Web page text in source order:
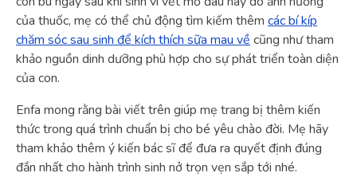
của thuốc, mẹ có thể chủ động tìm kiếm thêm các bí kíp
chăm sóc sau sinh để kích thích sữa mau về cũng như tham
khảo nguồn dinh dưỡng phù hợp cho sự phát triển toàn diện
của con.
Enfa mong rằng bài viết trên giúp mẹ trang bị thêm kiến
thức trong quá trình chuẩn bị cho bé yêu chào đời. Mẹ hãy
tham khảo thêm ý kiến bác sĩ để đưa ra quyết định đúng
đắn nhất cho hành trình sinh nở trọn vẹn sắp tới nhé.